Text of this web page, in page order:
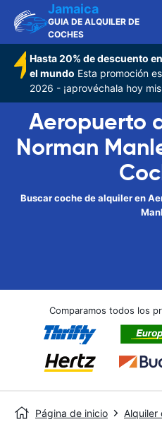
Jamaica
GUIA DE ALQUILER DE
COCHES
Hasta 20% de descuento
el mundo Esta promoción
2026 - ¡aprovéchala hoy
Aeropuerto
Norman
Buscar coche de alquiler en
Comparamos todos los
Página de inicio Alquiler